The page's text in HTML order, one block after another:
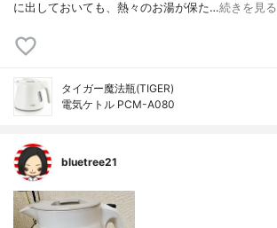
に出しておいても、熱々のお湯が保た…続きを見る
タイガー魔法瓶(TIGER)
電気ケトル PCM-A080
bluetree21